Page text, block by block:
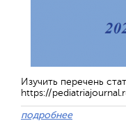
Изучить перечень
https://
подробнее